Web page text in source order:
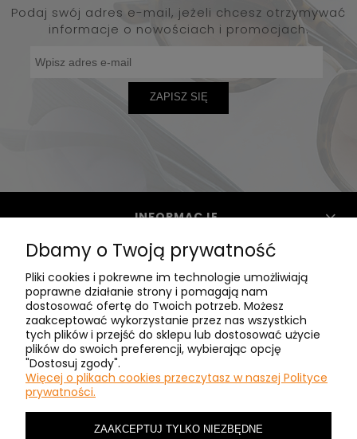
Podaj swój adres e-mail, jeżeli chcesz otrzymywać
informacje o nowościach i promocjach.
ZAPISZ SIĘ
INFORMACJE
POMOC
CLASIC - O NAS
MASZ PYTANIA? ZADZWOŃ:
+48 601410462
Dbamy o Twoją prywatność
Pliki cookies i pokrewne im technologie umożliwiają
poprawne działanie strony i pomagają nam
dostosować ofertę do Twoich potrzeb. Możesz
zaakceptować wykorzystanie przez nas wszystkich
tych plików i przejść do sklepu lub dostosować użycie
plików do swoich preferencji, wybierając opcję
"Dostosuj zgody".
Więcej o plikach cookies przeczytasz w naszej Polityce
prywatności.
ZAAKCEPTUJ TYLKO NIEZBĘDNE